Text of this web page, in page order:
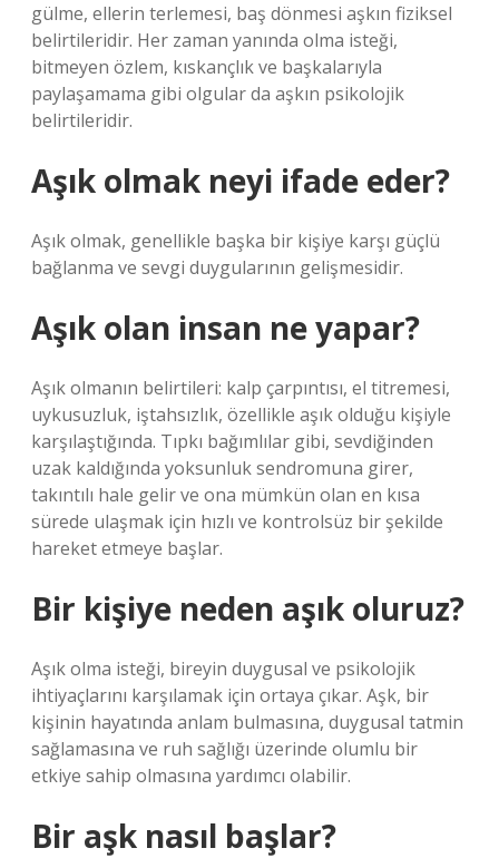
gülme, ellerin terlemesi, baş dönmesi aşkın fiziksel
belirtileridir. Her zaman yanında olma isteği,
bitmeyen özlem, kıskançlık ve başkalarıyla
paylaşamama gibi olgular da aşkın psikolojik
belirtileridir.
Aşık olmak neyi ifade eder?
Aşık olmak, genellikle başka bir kişiye karşı güçlü
bağlanma ve sevgi duygularının gelişmesidir.
Aşık olan insan ne yapar?
Aşık olmanın belirtileri: kalp çarpıntısı, el titremesi,
uykusuzluk, iştahsızlık, özellikle aşık olduğu kişiyle
karşılaştığında. Tıpkı bağımlılar gibi, sevdiğinden
uzak kaldığında yoksunluk sendromuna girer,
takıntılı hale gelir ve ona mümkün olan en kısa
sürede ulaşmak için hızlı ve kontrolsüz bir şekilde
hareket etmeye başlar.
Bir kişiye neden aşık oluruz?
Aşık olma isteği, bireyin duygusal ve psikolojik
ihtiyaçlarını karşılamak için ortaya çıkar. Aşk, bir
kişinin hayatında anlam bulmasına, duygusal tatmin
sağlamasına ve ruh sağlığı üzerinde olumlu bir
etkiye sahip olmasına yardımcı olabilir.
Bir aşk nasıl başlar?